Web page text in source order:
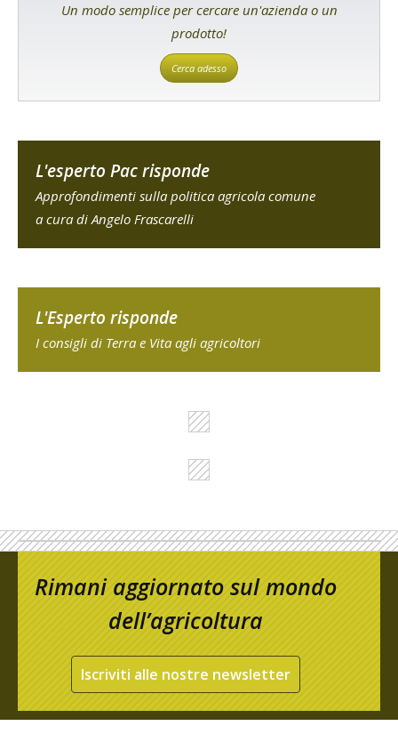
Un modo semplice per cercare un'azienda o un
prodotto!
Cerca adesso
L'esperto Pac risponde
Approfondimenti sulla politica agricola comune
a cura di Angelo Frascarelli
L'Esperto risponde
I consigli di Terra e Vita agli agricoltori
Rimani aggiornato sul mondo
dell’agricoltura
Iscriviti alle nostre newsletter